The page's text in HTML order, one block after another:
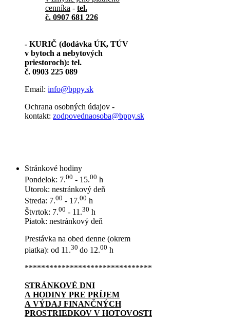
cenníka - tel.
č. 0907 681 226
- KURIČ (dodávka ÚK, TÚV
v bytoch a nebytových
priestoroch): tel.
č. 0903 225 089
Email: info@bppy.sk
Ochrana osobných údajov -
kontakt: zodpovednaosoba@bppy.sk
Stránkové hodiny
Pondelok: 7.00 - 15.00 h
Utorok: nestránkový deň
Streda: 7.00 - 17.00 h
Štvrtok: 7.00 - 11.30 h
Piatok: nestránkový deň
Prestávka na obed denne (okrem
piatka): od 11.30 do 12.00 h
*******************************
STRÁNKOVÉ DNI
A HODINY PRE PRÍJEM
A VÝDAJ FINANČNÝCH
PROSTRIEDKOV V HOTOVOSTI